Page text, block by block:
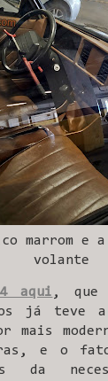
marrom
volante
aqui , que
já teve
mais
e o
da